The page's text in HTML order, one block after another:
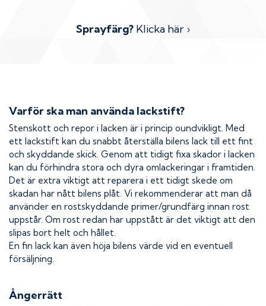
Sprayfärg? Klicka här ›
Varför ska man använda lackstift?
Stenskott och repor i lacken är i princip oundvikligt. Med
ett lackstift kan du snabbt återställa bilens lack till ett fint
och skyddande skick. Genom att tidigt fixa skador i lacken
kan du förhindra stora och dyra omlackeringar i framtiden.
Det är extra viktigt att reparera i ett tidigt skede om
skadan har nått bilens plåt. Vi rekommenderar att man då
använder en rostskyddande primer/grundfärg innan rost
uppstår. Om rost redan har uppstått är det viktigt att den
slipas bort helt och hållet.
En fin lack kan även höja bilens värde vid en eventuell
försäljning.
Ångerrätt